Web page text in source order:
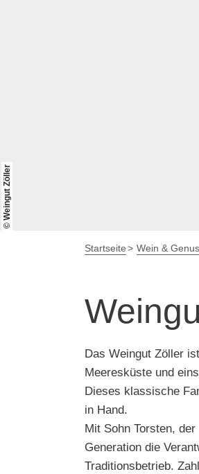
© Weingut Zöller
Startseite Wein &
Das Weingut Zöller
Meeresküste und
Dieses klassische
in Hand.
Mit Sohn Torsten,
Generation die
Traditionsbetrieb.